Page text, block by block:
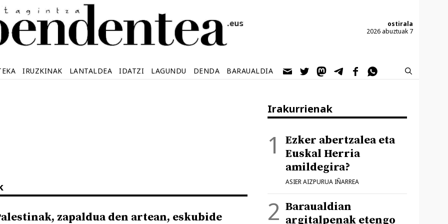
ostirala
2026 abuztuak 7
IRUZKINAK LANTALDEA IDATZI LAGUNDU DENDA BARAUALDIA
zapaldua den artean, eskubide
Irakurrienak
Ezker abertzalea eta
Euskal Herria
amildegira?
ASIER AIZPURUA IÑARREA
Baraualdian
argitalpenak etengo